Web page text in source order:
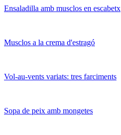
Ensaladilla amb musclos en escabetx
Musclos a la crema d'estragó
Vol-au-vents variats: tres farciments
Sopa de peix amb mongetes